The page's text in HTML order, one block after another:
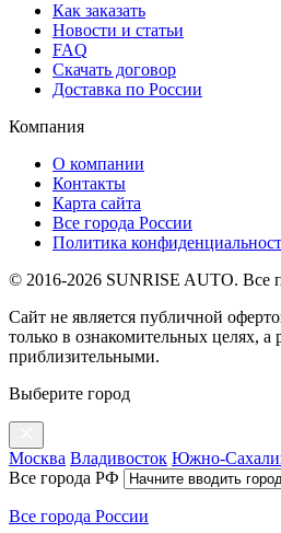
Как заказать
Новости и статьи
FAQ
Скачать договор
Доставка по России
Компания
О компании
Контакты
Карта сайта
Все города России
Политика
© 2016-2026 SUNRISE AUTO. Все
Сайт не является публичной
только в ознакомительных целях, а
приблизительными.
Выберите город
Москва Владивосток Южно-
Все города РФ
Все города России